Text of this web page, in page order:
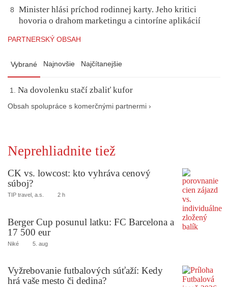
8
Minister hlási príchod rodinnej karty. Jeho kritici
hovoria o drahom marketingu a cintoríne aplikácií
PARTNERSKÝ OBSAH
Vybrané Najnovšie Najčítanejšie
Na dovolenku stačí zbaliť kufor
Obsah spolupráce s komerčnými partnermi ›
Neprehliadnite tiež
CK vs. lowcost: kto vyhráva cenový
súboj?
TIP travel, a.s. 2 h
Berger Cup posunul latku: FC Barcelona a
17 500 eur
Niké 5. aug
Vyžrebovanie futbalových súťaží: Kedy
hrá vaše mesto či dedina?